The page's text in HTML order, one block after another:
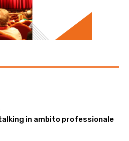
in ambito professionale